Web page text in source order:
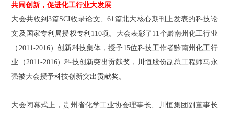
共同创新，促进化工行业大发展
大会共收到3篇SCI收录论文、61篇北大核心期刊上发表的科技论
文及国家专利局授权专利110项。大会表彰了11个黔南州化工行业
（2011-2016）创新科技集体，授予15位科技工作者黔南州化工行
业（2011-2016）科技创新突出贡献奖，川恒股份副总工程师马永
强被大会授予科技创新突出贡献奖。
大会闭幕式上，贵州省化学工业协会理事长、川恒集团副董事长